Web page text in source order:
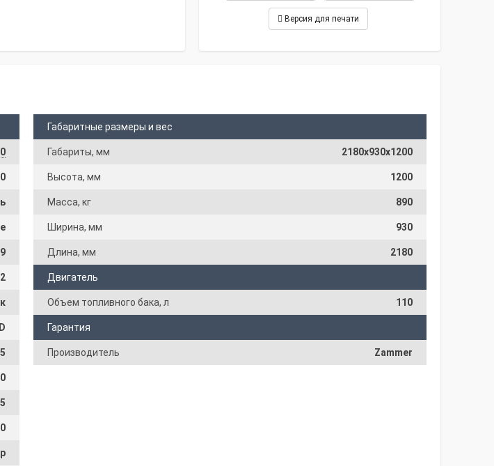
Версия для печати
Габаритные размеры и вес
Габариты, мм 2180х930х1200
Высота, мм 1200
Масса, кг 890
Ширина, мм 930
Длина, мм 2180
Двигатель
Объем топливного бака, л 110
Гарантия
Производитель Zammer